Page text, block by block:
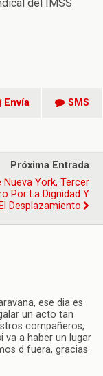
del IMSS
Envía SMS
Próxima Entrada
Nueva York, Tercer
Por La Dignidad Y
Desplazamiento
ese dia es
un acto tan
compañeros,
va a haber un lugar
d fuera, gracias